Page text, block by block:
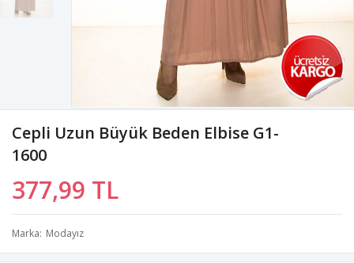
Cepli Uzun Büyük Beden Elbise G1-
1600
377,99 TL
Marka Modayız